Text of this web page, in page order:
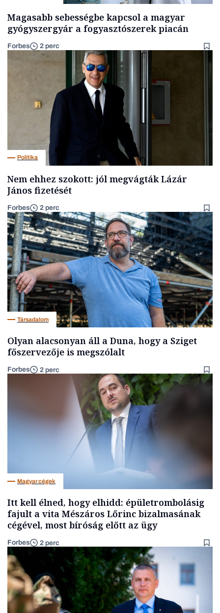
Magasabb sebességbe kapcsol a magyar
gyógyszergyár a fogyasztószerek piacán
Forbes 2 perc
Politika
Nem ehhez szokott: jól megvágták Lázár
János fizetését
Forbes 2 perc
Társadalom
Olyan alacsonyan áll a Duna, hogy a Sziget
főszervezője is megszólalt
Forbes 2 perc
Magyar cégek
Itt kell élned, hogy elhidd: épületrombolásig
fajult a vita Mészáros Lőrinc bizalmasának
cégével, most bíróság előtt az ügy
Forbes 2 perc